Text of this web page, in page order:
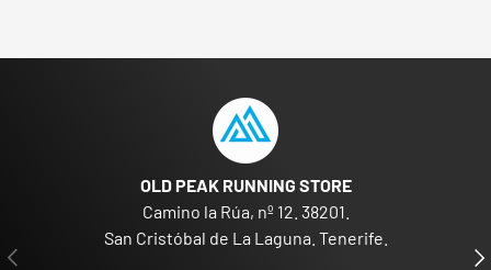
ANTERIOR
OLD PEAK RUNNING STORE
Camino la Rúa, nº 12. 38201.
San Cristóbal de La Laguna. Tenerife.